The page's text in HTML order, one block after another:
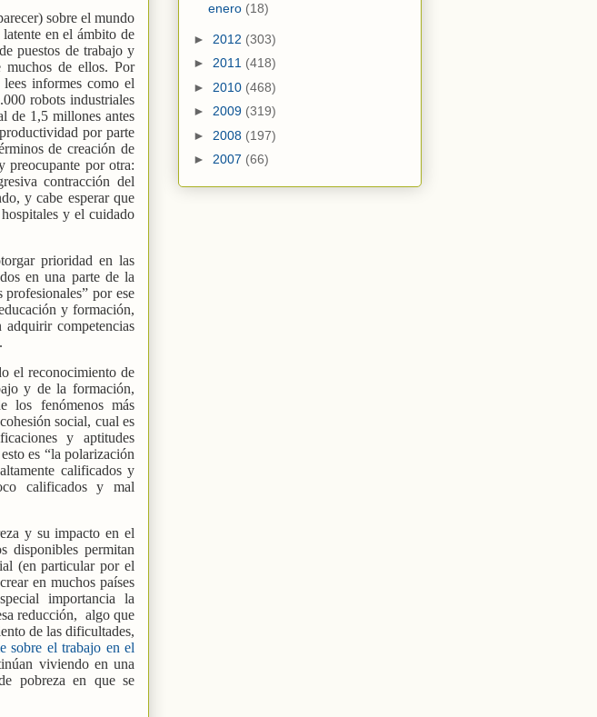
sobre el mundo
en el ámbito de
puestos de trabajo y
muchos de ellos. Por
informes como el
robots industriales
de 1,5 millones antes
por parte
de creación de
preocupante por otra:
contracción del
y cabe esperar que
y el cuidado
prioridad en las
en una parte de la
por ese
y formación,
competencias
el reconocimiento de
y de la formación,
los fenómenos más
social, cual es
y aptitudes
es “la polarización
calificados y
calificados y mal
y su impacto en el
disponibles permitan
(en particular por el
en muchos países
importancia la
reducción, algo que
de las dificultades,
sobre el trabajo en el
viviendo en una
pobreza en que se
enero (18)
► 2012 (303)
► 2011 (418)
► 2010 (468)
► 2009 (319)
► 2008 (197)
► 2007 (66)